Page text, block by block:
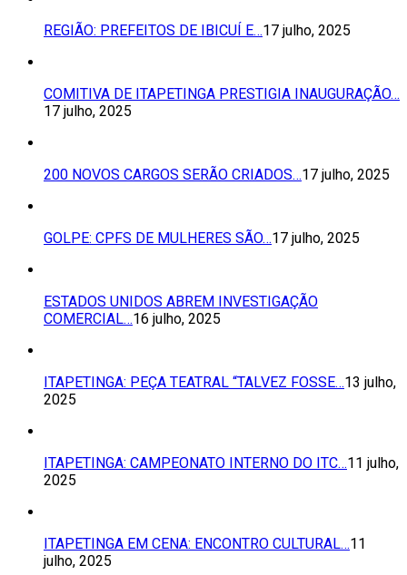
REGIÃO: PREFEITOS DE IBICUÍ E…17 julho, 2025
COMITIVA DE ITAPETINGA PRESTIGIA INAUGURAÇÃO…
17 julho, 2025
200 NOVOS CARGOS SERÃO CRIADOS…17 julho, 2025
GOLPE: CPFS DE MULHERES SÃO…17 julho, 2025
ESTADOS UNIDOS ABREM INVESTIGAÇÃO
COMERCIAL…16 julho, 2025
ITAPETINGA: PEÇA TEATRAL “TALVEZ FOSSE…13 julho,
2025
ITAPETINGA: CAMPEONATO INTERNO DO ITC…11 julho,
2025
ITAPETINGA EM CENA: ENCONTRO CULTURAL…11
julho, 2025